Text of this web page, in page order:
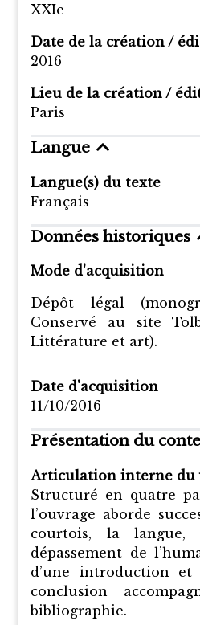
XXIe
Date de la création /
2016
Lieu de la création /
Paris
Langue
Langue(s) du texte
Français
Données historiques
Mode d'acquisition
Dépôt légal
Conservé au site
Littérature et art).
Date d'acquisition
11/10/2016
Présentation du
Articulation interne du
Structuré en quatre
l’ouvrage aborde
courtois, la
dépassement de
d’une introduction et
conclusion
bibliographie.